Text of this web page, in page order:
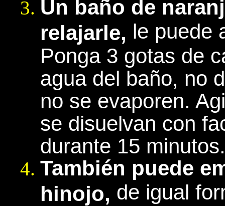
Un baño de
relajarle, le puede
Ponga 3 gotas de
agua del baño, no
no se evaporen.
se disuelvan con
durante 15 minutos.
También puede
hinojo, de igual